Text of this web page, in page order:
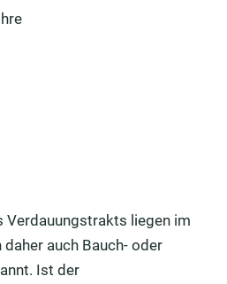
Verdauungstrakts liegen im
auch Bauch- oder
Ist der